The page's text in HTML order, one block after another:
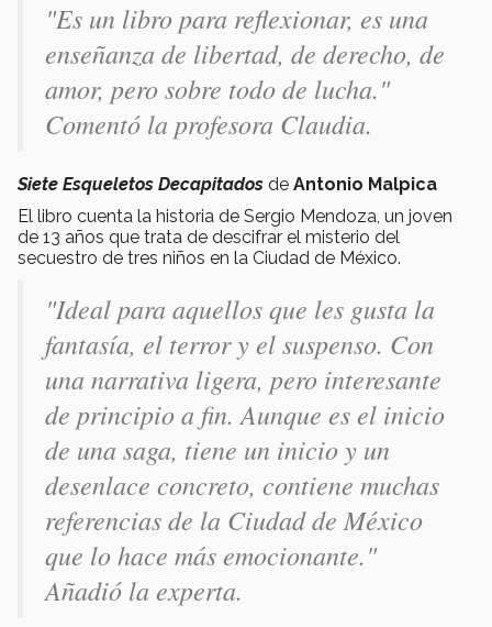
"Es un libro para reflexionar, es una
enseñanza de libertad, de derecho, de
amor, pero sobre todo de lucha."
Comentó la profesora Claudia.
Siete Esqueletos Decapitados de Antonio Malpica
El libro cuenta la historia de Sergio Mendoza, un joven
de 13 años que trata de descifrar el misterio del
secuestro de tres niños en la Ciudad de México.
"Ideal para aquellos que les gusta la
fantasía, el terror y el suspenso. Con
una narrativa ligera, pero interesante
de principio a fin. Aunque es el inicio
de una saga, tiene un inicio y un
desenlace concreto, contiene muchas
referencias de la Ciudad de México
que lo hace más emocionante."
Añadió la experta.